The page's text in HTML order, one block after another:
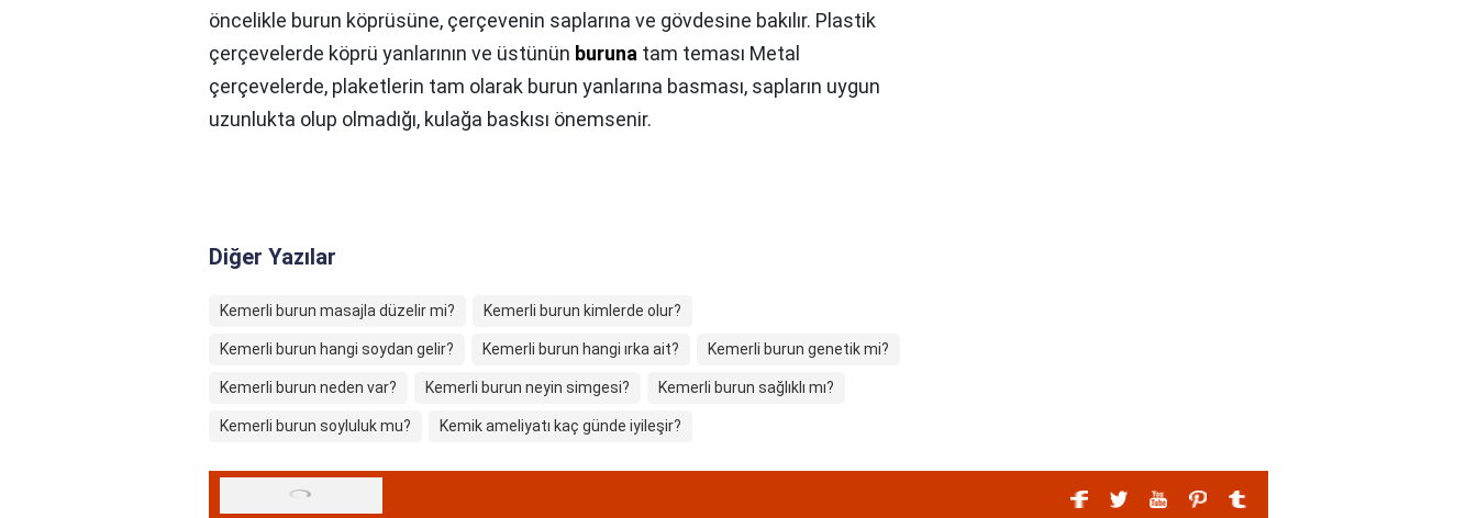
öncelikle burun köprüsüne, çerçevenin saplarına ve gövdesine bakılır. Plastik
çerçevelerde köprü yanlarının ve üstünün buruna tam teması Metal
çerçevelerde, plaketlerin tam olarak burun yanlarına basması, sapların uygun
uzunlukta olup olmadığı, kulağa baskısı önemsenir.
Diğer Yazılar
Kemerli burun masajla düzelir mi? Kemerli burun kimlerde olur?
Kemerli burun hangi soydan gelir? Kemerli burun hangi ırka ait? Kemerli burun genetik mi?
Kemerli burun neden var? Kemerli burun neyin simgesi? Kemerli burun sağlıklı mı?
Kemerli burun soyluluk mu? Kemik ameliyatı kaç günde iyileşir?